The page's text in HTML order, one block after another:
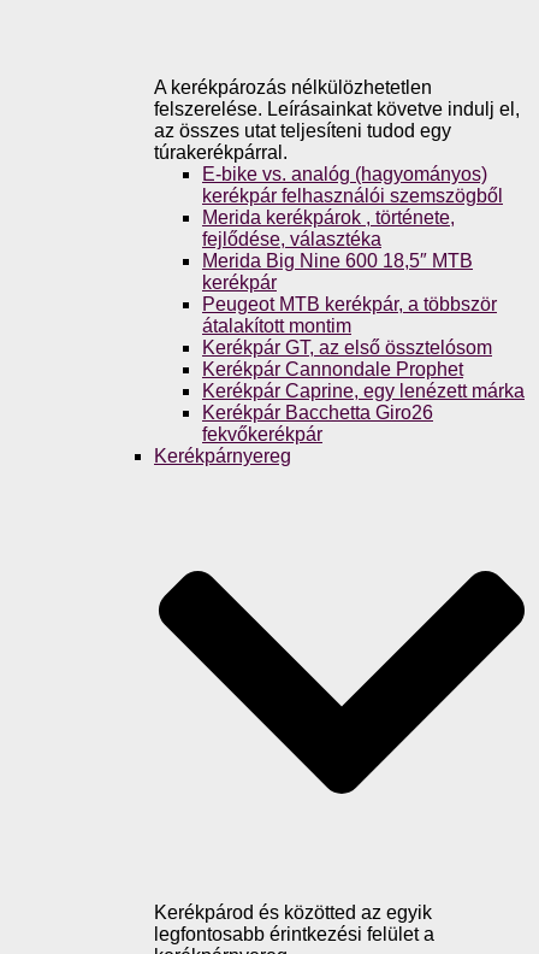
A kerékpározás nélkülözhetetlen
felszerelése. Leírásainkat követve indulj el,
az összes utat teljesíteni tudod egy
túrakerékpárral.
E-bike vs. analóg (hagyományos)
kerékpár felhasználói szemszögből
Merida kerékpárok , története,
fejlődése, választéka
Merida Big Nine 600 18,5″ MTB
kerékpár
Peugeot MTB kerékpár, a többször
átalakított montim
Kerékpár GT, az első össztelósom
Kerékpár Cannondale Prophet
Kerékpár Caprine, egy lenézett márka
Kerékpár Bacchetta Giro26
fekvőkerékpár
Kerékpárnyereg
Kerékpárod és közötted az egyik
legfontosabb érintkezési felület a